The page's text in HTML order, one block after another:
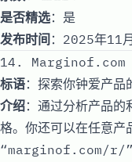
是否精选：是
发布时间 ：2025年11
14. Marginof.com
标语：探索你钟爱产品
介绍：通过分析产品
格。你还可以在任意产
“marginof.com/r/”，